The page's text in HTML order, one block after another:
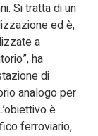
Si tratta di un
ed è,
a
ha
di
analogo per
è
ferroviario,